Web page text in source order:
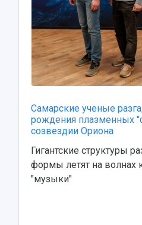
Самарские ученые
рождения плазменных
созвездии Ориона
Гигантские структуры
формы летят на волнах
"музыки"